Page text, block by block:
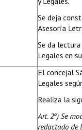
Se deja
Asesoría
Se da
Legales en
El concejal
Legales
Realiza la
Art. 2º) Se
redactado de